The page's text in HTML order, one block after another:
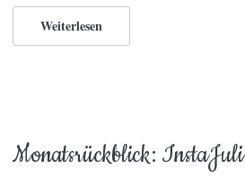
Weiterlesen
Monatsrückblick: InstaJuli